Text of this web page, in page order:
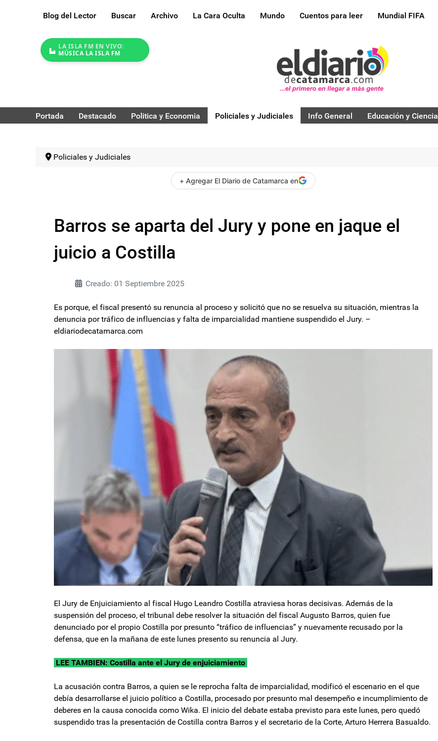
Blog del Lector Buscar Archivo La Cara Oculta Mundo Cuentos para leer Mundial FIFA
LA ISLA FM EN VIVO:
MÚSICA LA ISLA FM
Portada Destacado Politica y Economia Policiales y Judiciales Info General Educación y Ciencia
Policiales y Judiciales
+ Agregar El Diario de Catamarca en
Barros se aparta del Jury y pone en jaque el
juicio a Costilla
Creado: 01 Septiembre 2025
Es porque, el fiscal presentó su renuncia al proceso y solicitó que no se resuelva su situación, mientras la
denuncia por tráfico de influencias y falta de imparcialidad mantiene suspendido el Jury. –
eldiariodecatamarca.com
El Jury de Enjuiciamiento al fiscal Hugo Leandro Costilla atraviesa horas decisivas. Además de la
suspensión del proceso, el tribunal debe resolver la situación del fiscal Augusto Barros, quien fue
denunciado por el propio Costilla por presunto “tráfico de influencias” y nuevamente recusado por la
defensa, que en la mañana de este lunes presento su renuncia al Jury.
LEE TAMBIEN: Costilla ante el Jury de enjuiciamiento
La acusación contra Barros, a quien se le reprocha falta de imparcialidad, modificó el escenario en el que
debía desarrollarse el juicio político a Costilla, procesado por presunto mal desempeño e incumplimiento de
deberes en la causa conocida como Wika. El inicio del debate estaba previsto para este lunes, pero quedó
suspendido tras la presentación de Costilla contra Barros y el secretario de la Corte, Arturo Herrera Basualdo.